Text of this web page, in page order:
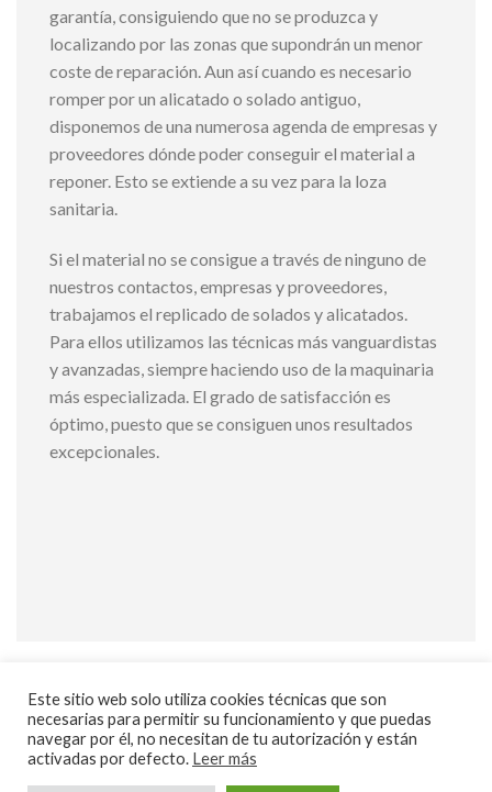
garantía, consiguiendo que no se produzca y
localizando por las zonas que supondrán un menor
coste de reparación. Aun así cuando es necesario
romper por un alicatado o solado antiguo,
disponemos de una numerosa agenda de empresas y
proveedores dónde poder conseguir el material a
reponer. Esto se extiende a su vez para la loza
sanitaria.
Si el material no se consigue a través de ninguno de
nuestros contactos, empresas y proveedores,
trabajamos el replicado de solados y alicatados.
Para ellos utilizamos las técnicas más vanguardistas
y avanzadas, siempre haciendo uso de la maquinaria
más especializada. El grado de satisfacción es
óptimo, puesto que se consiguen unos resultados
excepcionales.
POLÍTICA DE PRIVACIDAD
POLÍTICA DE COOKIES
Este sitio web solo utiliza cookies técnicas que son
necesarias para permitir su funcionamiento y que puedas
navegar por él, no necesitan de tu autorización y están
activadas por defecto. Leer más